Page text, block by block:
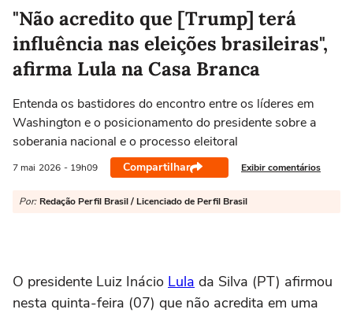
"Não acredito que [Trump] terá
influência nas eleições brasileiras",
afirma Lula na Casa Branca
Entenda os bastidores do encontro entre os líderes em
Washington e o posicionamento do presidente sobre a
soberania nacional e o processo eleitoral
7 mai 2026 - 19h09 Compartilhar Exibir comentários
Por: Redação Perfil Brasil / Licenciado de Perfil Brasil
O presidente Luiz Inácio Lula da Silva (PT) afirmou
nesta quinta-feira (07) que não acredita em uma